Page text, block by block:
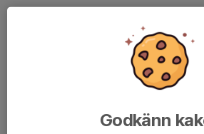
Är du bortrest och kan ej delta så
Träningen kan byta plats till
Godkänn